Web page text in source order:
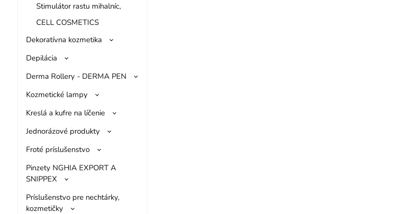
Stimulátor rastu mihalníc,
CELL COSMETICS
Dekoratívna kozmetika
Depilácia
Derma Rollery - DERMA PEN
Kozmetické lampy
Kreslá a kufre na líčenie
Jednorázové produkty
Froté príslušenstvo
Pinzety NGHIA EXPORT A
SNIPPEX
Príslušenstvo pre nechtárky,
kozmetičky